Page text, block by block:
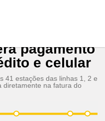
pagamento
e celular
41 estações das linhas 1, 2 e
diretamente na fatura do